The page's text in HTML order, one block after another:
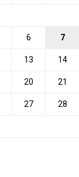
6 7
13 14
20 21
27 28